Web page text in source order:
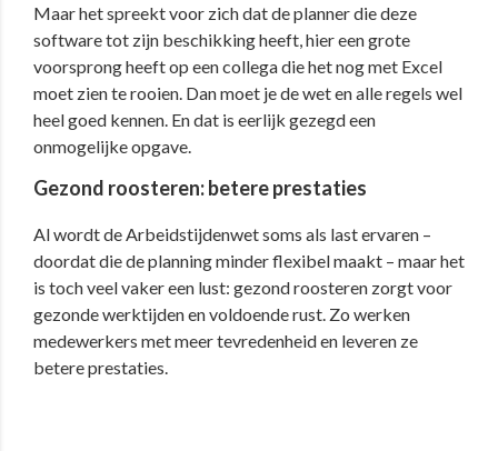
Maar het spreekt voor zich dat de planner die deze
software tot zijn beschikking heeft, hier een grote
voorsprong heeft op een collega die het nog met Excel
moet zien te rooien. Dan moet je de wet en alle regels wel
heel goed kennen. En dat is eerlijk gezegd een
onmogelijke opgave.
Gezond roosteren: betere prestaties
Al wordt de Arbeidstijdenwet soms als last ervaren –
doordat die de planning minder flexibel maakt – maar het
is toch veel vaker een lust: gezond roosteren zorgt voor
gezonde werktijden en voldoende rust. Zo werken
medewerkers met meer tevredenheid en leveren ze
betere prestaties.